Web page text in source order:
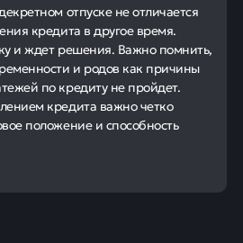
отпуске не отличается
кредита в другое время.
и ждет решения. Важно помнить,
и родов как причины
по кредиту не пройдет.
кредита важно четко
положение и способность